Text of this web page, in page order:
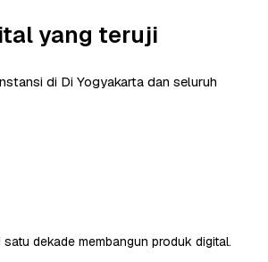
yang teruji
di Di Yogyakarta dan seluruh
dekade membangun produk digital.